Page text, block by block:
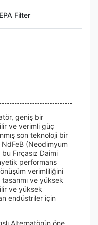
Filter
geniş bir
ve verimli güç
son teknoloji bir
(Neodimyum
Fırçasız Daimi
performans
verimliliğini
tasarımı ve yüksek
ve yüksek
endüstriler için
Alternatörün öne